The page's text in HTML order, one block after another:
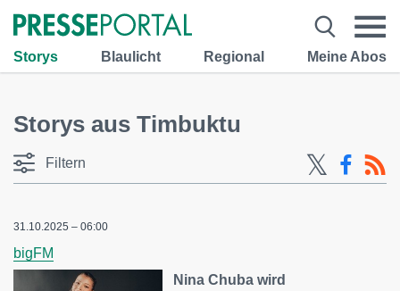
Storys Blaulicht Regional Meine Abos
Storys aus Timbuktu
Filtern
31.10.2025 – 06:00
bigFM
Nina Chuba wird